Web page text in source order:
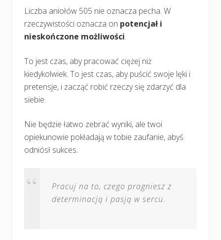
Liczba aniołów 505 nie oznacza pecha. W
rzeczywistości oznacza on potencjał i
nieskończone możliwości.
To jest czas, aby pracować ciężej niż
kiedykolwiek. To jest czas, aby puścić swoje lęki i
pretensje, i zacząć robić rzeczy się zdarzyć dla
siebie.
Nie będzie łatwo zebrać wyniki, ale twoi
opiekunowie pokładają w tobie zaufanie, abyś
odniósł sukces.
Pracuj na to, czego pragniesz z
determinacją i pasją w sercu.